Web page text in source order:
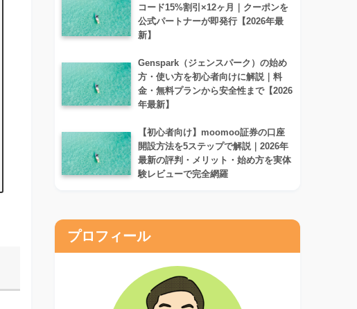
コード15%割引×12ヶ月｜クーポンを
公式パートナーが即発行【2026年最
新】
Genspark（ジェンスパーク）の始め
方・使い方を初心者向けに解説｜料
金・無料プランから安全性まで【2026
年最新】
【初心者向け】moomoo証券の口座
開設方法を5ステップで解説｜2026年
最新の評判・メリット・始め方を実体
験レビューで完全網羅
プロフィール